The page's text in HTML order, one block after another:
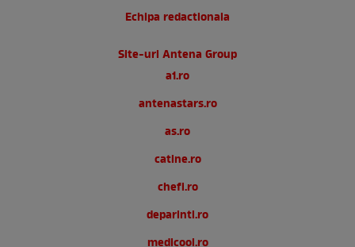
Echipa redactionala
Site-uri Antena Group
a1.ro
antenastars.ro
as.ro
catine.ro
chefi.ro
deparinti.ro